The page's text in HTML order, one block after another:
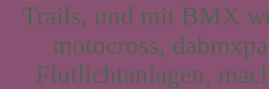
Trails, und mit BMX
motocross,
Flutlichtanlagen,